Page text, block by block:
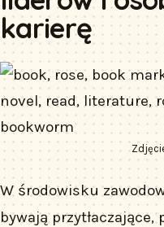
karierę
W środowisku
bywają